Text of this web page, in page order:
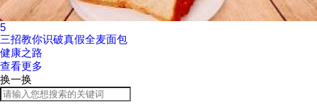
5
三招教你识破真假全麦面包
健康之路
查看更多
换一换